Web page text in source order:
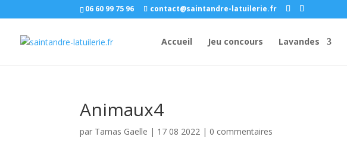
06 60 99 75 96 contact@saintandre-latuilerie.fr
Accueil Jeu concours Lavandes
Animaux4
par Tamas Gaelle | 17 08 2022 | 0 commentaires